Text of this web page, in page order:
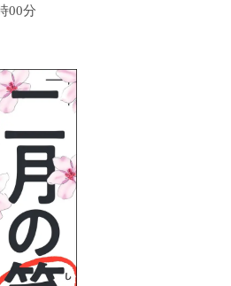
00分